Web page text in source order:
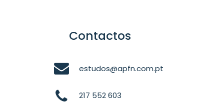
Contactos
estudos@apfn.com.pt
217 552 603